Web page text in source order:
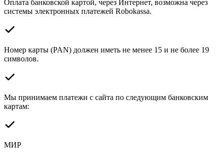
Оплата банковской картой, через Интернет, возможна через
системы электронных платежей Robokassa.
Номер карты (PAN) должен иметь не менее 15 и не более 19
символов.
Мы принимаем платежи с сайта по следующим банковским
картам:
МИР